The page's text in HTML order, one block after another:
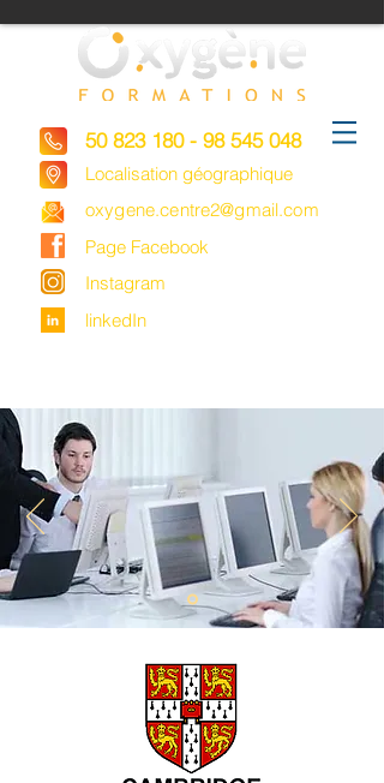
50 823 180 - 98 545 048
Localisation géographique
oxygene.centre2@gmail.com
Page Facebook
Instagram
linkedIn